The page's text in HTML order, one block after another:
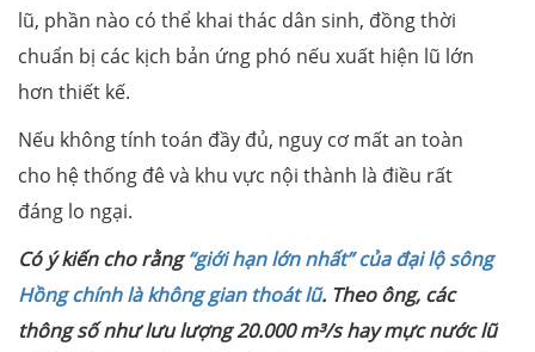
lũ, phần nào có thể khai thác dân sinh, đồng thời
chuẩn bị các kịch bản ứng phó nếu xuất hiện lũ lớn
hơn thiết kế.
Nếu không tính toán đầy đủ, nguy cơ mất an toàn
cho hệ thống đê và khu vực nội thành là điều rất
đáng lo ngại.
Có ý kiến cho rằng“giới hạn lớn nhất” của đại lộ sông
Hồng chính là không gian thoát lũ. Theo ông, các
thông số như lưu lượng 20.000 m³/s hay mực nước lũ